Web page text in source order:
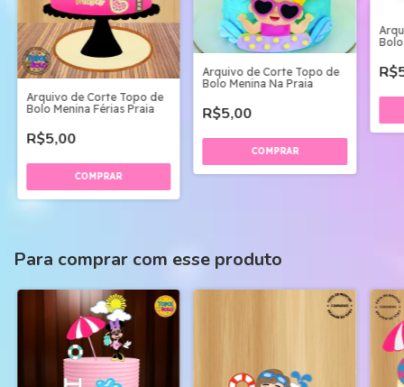
Arquivo de Corte Topo de
Bolo Menina Férias Praia
R$5,00
Arquivo de Corte Topo de
Bolo Menina Na Praia
R$5,00
Para comprar com esse produto